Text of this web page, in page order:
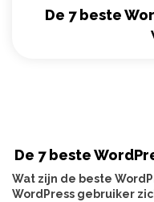
De 7 beste
De 7 beste
Wat zijn de beste
WordPress gebruiker